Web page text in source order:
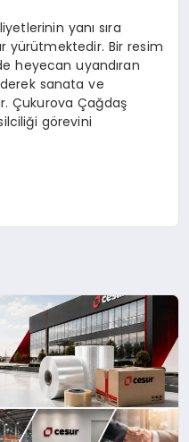
yanı sıra
yürütmektedir. Bir resim
heyecan uyandıran
sanata ve
Çukurova Çağdaş
görevini